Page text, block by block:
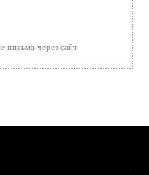
письма через сайт